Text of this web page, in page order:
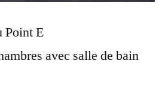
Point E
avec salle de bain